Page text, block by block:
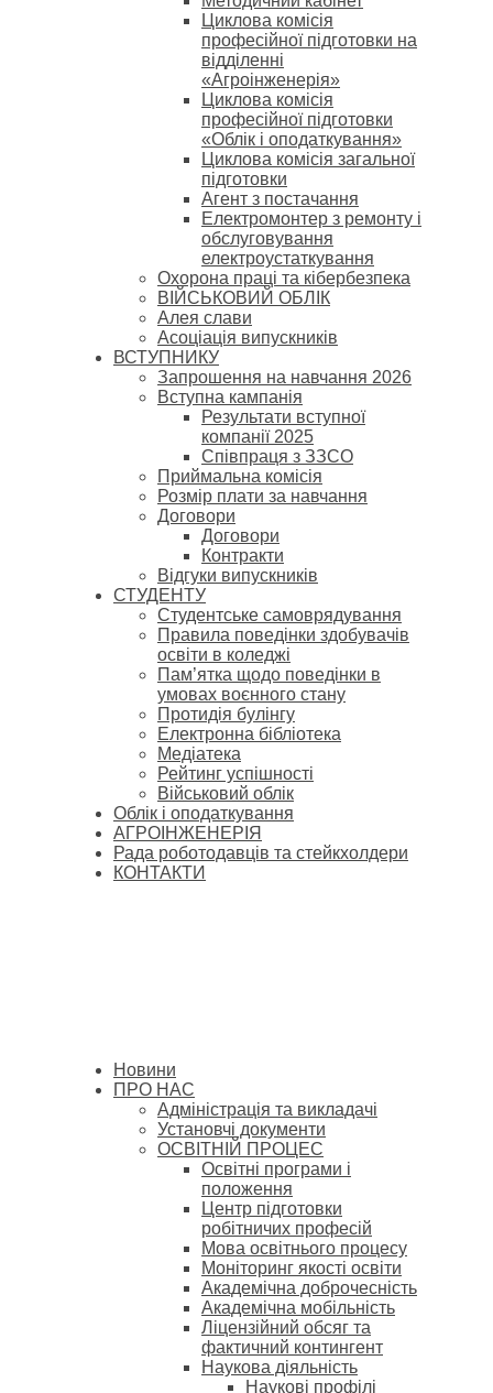
Циклова комісія
професійної підготовки на
відділенні
«Агроінженерія»
Циклова комісія
професійної підготовки
«Облік і оподаткування»
Циклова комісія загальної
підготовки
Агент з постачання
Електромонтер з ремонту і
обслуговування
електроустаткування
Охорона праці та кібербезпека
ВІЙСЬКОВИЙ ОБЛІК
Алея слави
Асоціація випускників
ВСТУПНИКУ
Запрошення на навчання 2026
Вступна кампанія
Результати вступної
компанії 2025
Співпраця з ЗЗСО
Приймальна комісія
Розмір плати за навчання
Договори
Договори
Контракти
Відгуки випускників
СТУДЕНТУ
Cтудентське самоврядування
Правила поведінки здобувачів
освіти в коледжі
Пам’ятка щодо поведінки в
умовах воєнного стану
Протидія булінгу
Електронна бібліотека
Медіатека
Рейтинг успішності
Військовий облік
Облік і оподаткування
АГРОІНЖЕНЕРІЯ
Рада роботодавців та стейкхолдери
КОНТАКТИ
Новини
ПРО НАС
Адміністрація та викладачі
Установчі документи
ОСВІТНІЙ ПРОЦЕС
Освітні програми і
положення
Центр підготовки
робітничих професій
Мова освітнього процесу
Моніторинг якості освіти
Академічна доброчесність
Академічна мобільність
Ліцензійний обсяг та
фактичний контингент
Наукова діяльність
Наукові профілі